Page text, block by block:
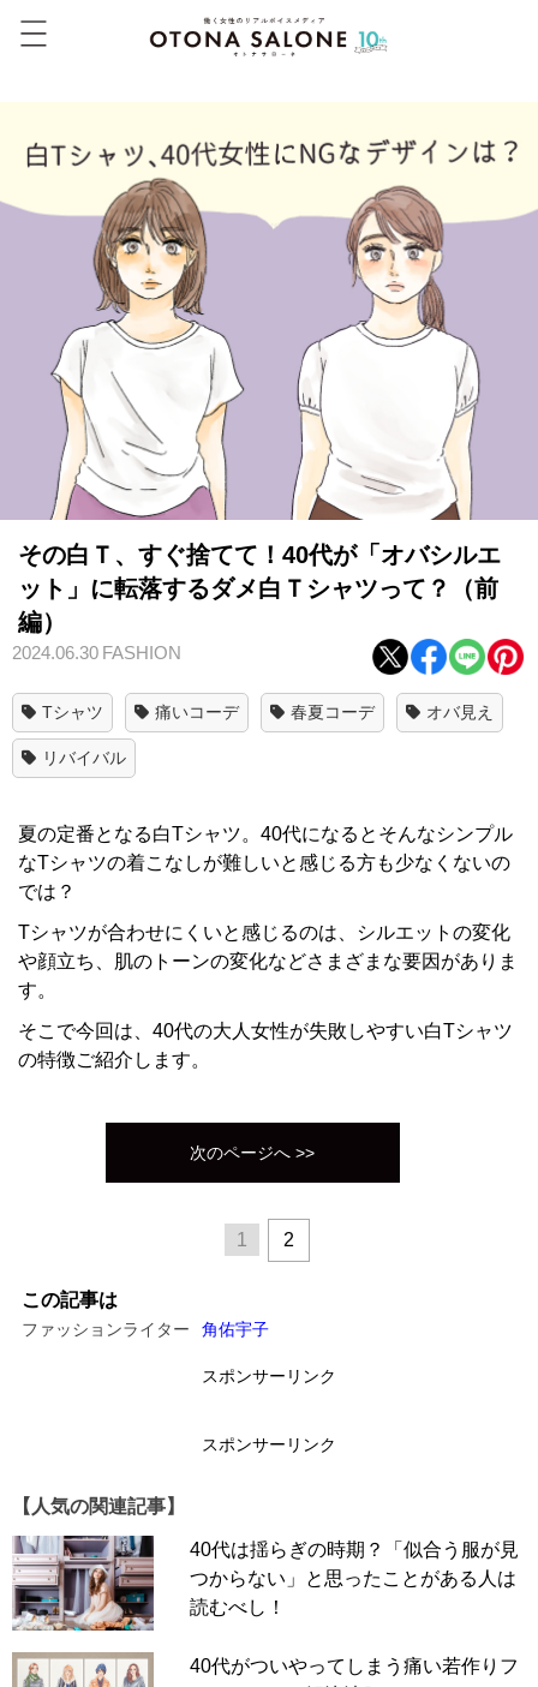
その白Ｔ、すぐ捨てて！40代が「オバシルエ
ット」に転落するダメ白Ｔシャツって？（前
編）
2024.06.30 FASHION
Tシャツ 痛いコーデ 春夏コーデ オバ見え
リバイバル
夏の定番となる白Tシャツ。40代になるとそんなシンプル
なTシャツの着こなしが難しいと感じる方も少なくないの
では？
Tシャツが合わせにくいと感じるのは、シルエットの変化
や顔立ち、肌のトーンの変化などさまざまな要因がありま
す。
そこで今回は、40代の大人女性が失敗しやすい白Tシャツ
の特徴ご紹介します。
次のページへ >>
1 2
この記事は
ファッションライター 角佑宇子
スポンサーリンク
スポンサーリンク
【人気の関連記事】
40代は揺らぎの時期？「似合う服が見
つからない」と思ったことがある人は
読むべし！
40代がついやってしまう痛い若作りフ